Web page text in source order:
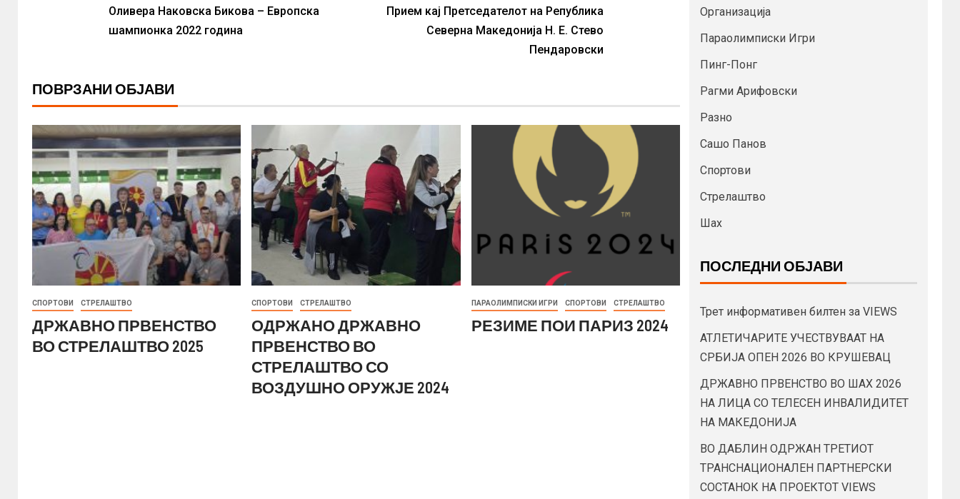
Оливера Наковска Бикова – Европска
шампионка 2022 година
Прием кај Претседателот на Република
Северна Македонија Н. Е. Стево
Пендаровски
ПОВРЗАНИ ОБЈАВИ
СПОРТОВИ СТРЕЛАШТВО
ДРЖАВНО ПРВЕНСТВО
ВО СТРЕЛАШТВО 2025
СПОРТОВИ СТРЕЛАШТВО
ОДРЖАНО ДРЖАВНО
ПРВЕНСТВО ВО
СТРЕЛАШТВО СО
ВОЗДУШНО ОРУЖЈЕ 2024
ПАРАОЛИМПИСКИ ИГРИ СПОРТОВИ СТРЕЛАШТВО
РЕЗИМЕ ПОИ ПАРИЗ 2024
Организација
Параолимписки Игри
Пинг-Понг
Рагми Арифовски
Разно
Сашо Панов
Спортови
Стрелаштво
Шах
ПОСЛЕДНИ ОБЈАВИ
Трет информативен билтен за VIEWS
АТЛЕТИЧАРИТЕ УЧЕСТВУВААТ НА
СРБИЈА ОПЕН 2026 ВО КРУШЕВАЦ
ДРЖАВНО ПРВЕНСТВО ВО ШАХ 2026
НА ЛИЦА СО ТЕЛЕСЕН ИНВАЛИДИТЕТ
НА МАКЕДОНИЈА
ВО ДАБЛИН ОДРЖАН ТРЕТИОТ
ТРАНСНАЦИОНАЛЕН ПАРТНЕРСКИ
СОСТАНОК НА ПРОЕКТОТ VIEWS